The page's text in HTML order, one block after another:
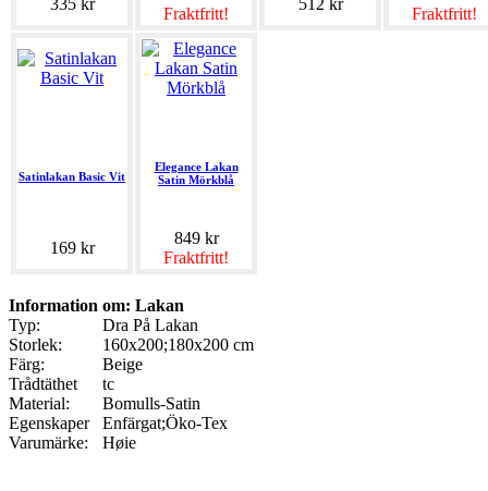
335 kr
Fraktfritt!
512 kr
Fraktfritt!
Satinlakan Basic Vit
169 kr
Elegance Lakan
Satin Mörkblå
849 kr
Fraktfritt!
Information om: Lakan
Typ:
Dra På Lakan
Storlek:
160x200;180x200 cm
Färg:
Beige
Trådtäthet
tc
Material:
Bomulls-Satin
Egenskaper
Enfärgat;Öko-Tex
Varumärke:
Høie